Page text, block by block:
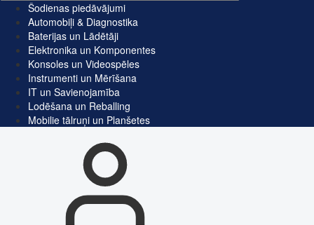
Šodienas piedāvājumi
Automobiļi & Diagnostika
Baterijas un Lādētāji
Elektronika un Komponentes
Konsoles un Videospēles
Instrumenti un Mērīšana
IT un Savienojamība
Lodēšana un Reballing
Mobilie tālruņi un Planšetes